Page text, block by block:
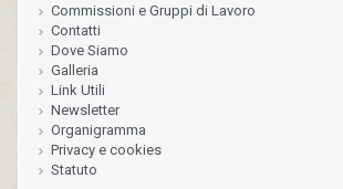
Commissioni e Gruppi di Lavoro
Contatti
Dove Siamo
Galleria
Link Utili
Newsletter
Organigramma
Privacy e cookies
Statuto